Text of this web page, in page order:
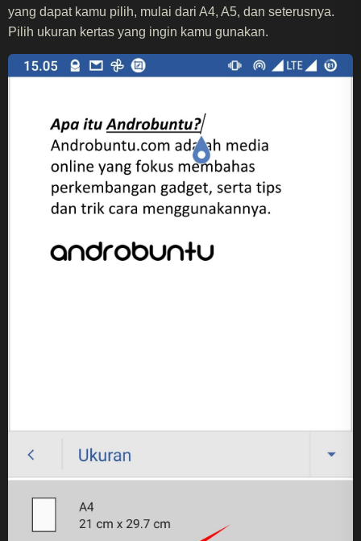
yang dapat kamu pilih, mulai dari A4, A5, dan seterusnya.
Pilih ukuran kertas yang ingin kamu gunakan.